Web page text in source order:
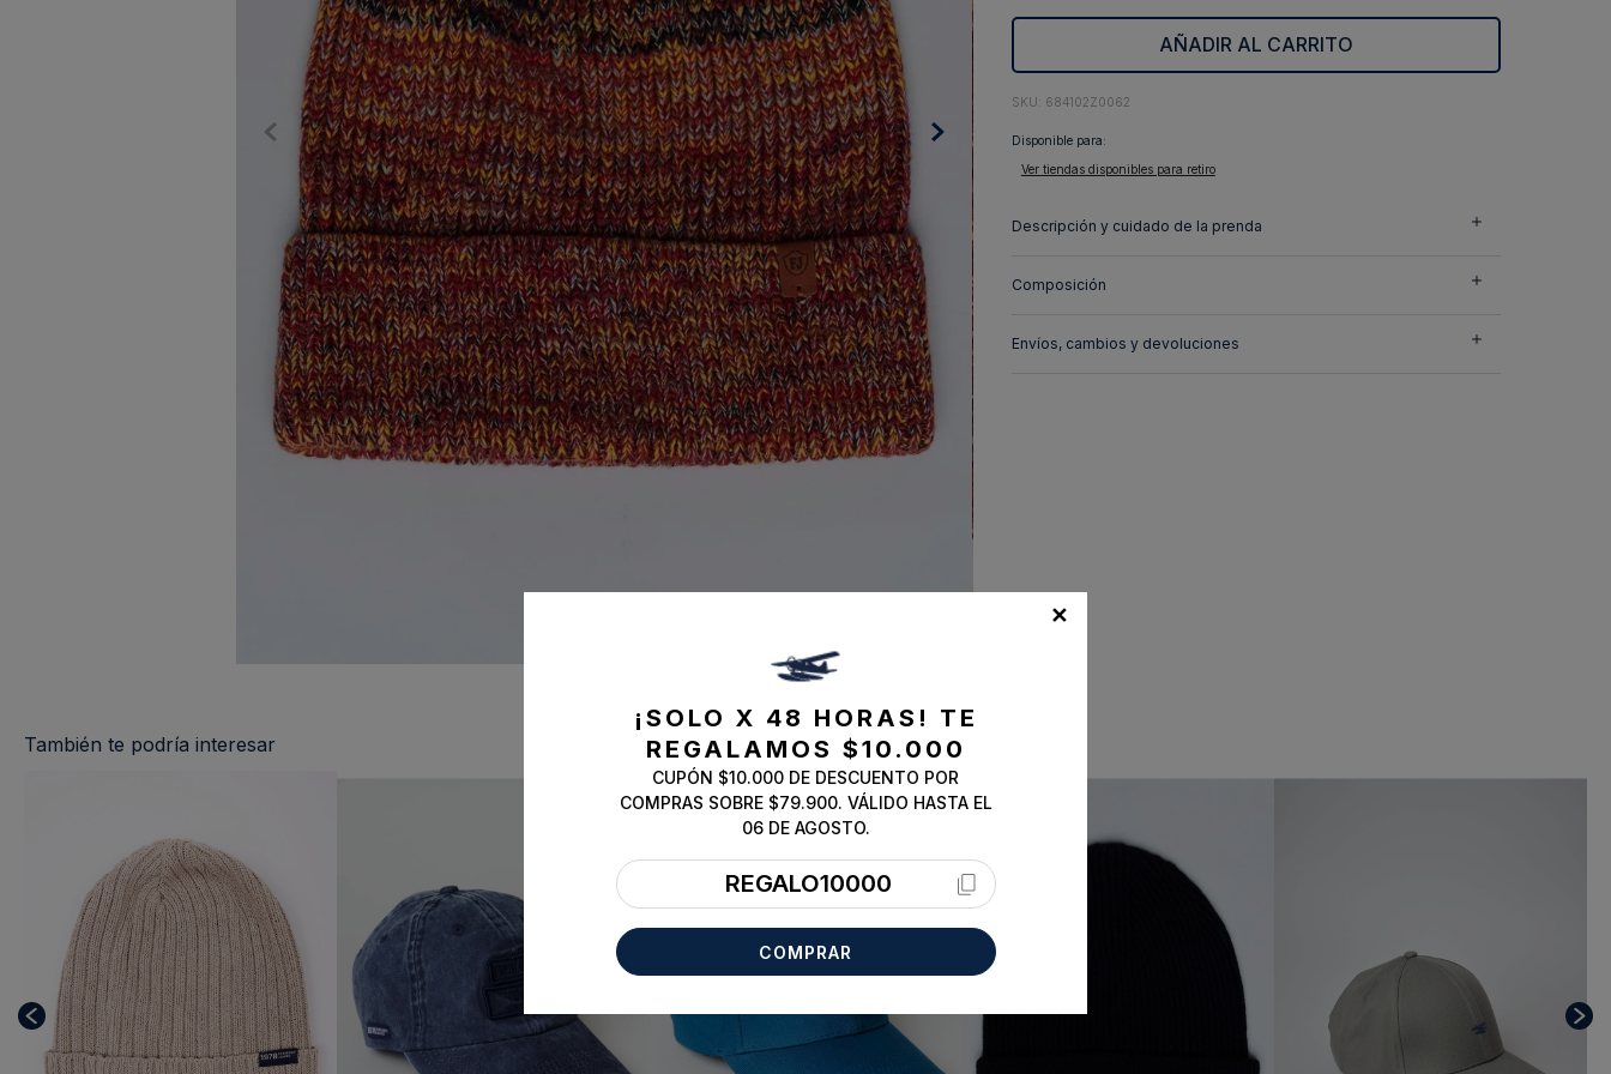
AÑADIR AL CARRITO
: 684102Z0062
Disponible para:
Ver tiendas disponibles para retiro
Descripción y cuidado de la prenda
Composición
Envíos, cambios y devoluciones
También te podría interesar
✕
¡SOLO X 48 HORAS! TE
REGALAMOS $10.000
CUPÓN $10.000 DE DESCUENTO POR
COMPRAS SOBRE $79.900. VÁLIDO HASTA EL
06 DE AGOSTO.
REGALO10000
COMPRAR
10. abrigo